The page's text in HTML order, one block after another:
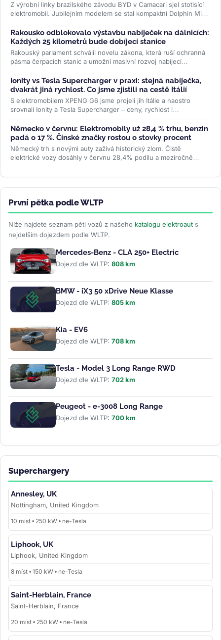
Z výrobní linky brazilského závodu BYD v Camacari sjel stotisící
elektromobil. Jubilejním modelem se stal kompaktní Dolphin Mini
a...>>
Rakousko odblokovalo výstavbu nabíječek na dálnicích:
Každých 25 kilometrů bude dobíjecí stanice
Rakouský parlament schválil novelu zákona, která ruší ochranná
pásma čerpacích stanic a umožní masivní rozvoj nabíjecí
infrastruktury....>>
Ionity vs Tesla Supercharger v praxi: stejná nabíječka,
dvakrát jiná rychlost. Co jsme zjistili na cestě Itálií
S elektromobilem XPENG G6 jsme projeli jih Itálie a naostro
srovnali Ionity a Tesla Supercharger – ceny, rychlost i
spolehlivost. Na stejné...>>
Německo v červnu: Elektromobily už 28,4 % trhu, benzin
padá o 17 %. Čínské značky rostou o stovky procent
Německý trh s novými auty zažívá historický zlom. Čistě
elektrické vozy dosáhly v červnu 28,4% podílu a meziročně
První pětka podle WLTP
Níže najdete seznam pěti vozů z našeho katalogu elektroaut s
nejdelším dojezdem podle WLTP.
Mercedes-Benz - CLA 250+ Electric
Dojezd dle WLTP: 808 km
BMW - iX3 50 xDrive Neue Klasse
Dojezd dle WLTP: 805 km
Kia - EV6
Dojezd dle WLTP: 708 km
Tesla - Model 3 Long Range RWD
Dojezd dle WLTP: 702 km
Peugeot - e-3008 Long Range
Dojezd dle WLTP: 700 km
Superchargery
Annesley, UK
Nottingham, United Kingdom
10 míst • 250 kW • ne-Tesla
Liphook, UK
Liphook, United Kingdom
8 míst • 150 kW • ne-Tesla
Saint-Herblain, France
Saint-Herblain, France
20 míst • 250 kW • ne-Tesla